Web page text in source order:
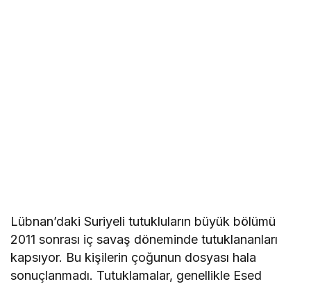
Lübnan’daki Suriyeli tutukluların büyük bölümü
2011 sonrası iç savaş döneminde tutuklananları
kapsıyor. Bu kişilerin çoğunun dosyası hala
sonuçlanmadı. Tutuklamalar, genellikle Esed